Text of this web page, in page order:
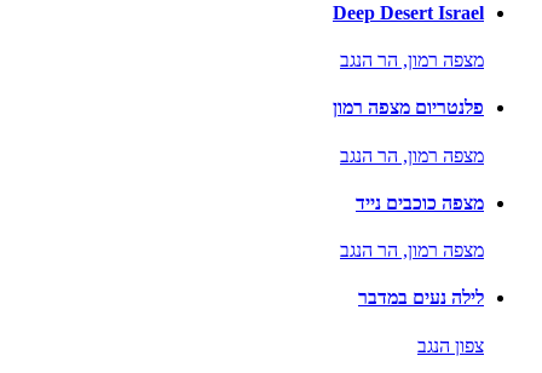
Deep Desert Israel
מצפה רמון, הר הנגב
פלנטריום מצפה רמון
מצפה רמון, הר הנגב
מצפה כוכבים נייד
מצפה רמון, הר הנגב
לילה נעים במדבר
צפון הנגב